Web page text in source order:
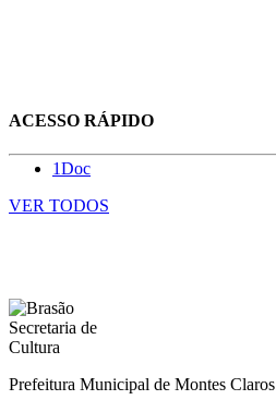
ACESSO RÁPIDO
1Doc
VER TODOS
Prefeitura Municipal de Montes Claros